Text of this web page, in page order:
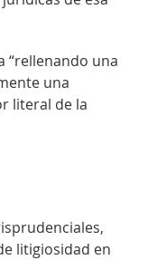
“rellenando una
una
literal de la
litigiosidad en